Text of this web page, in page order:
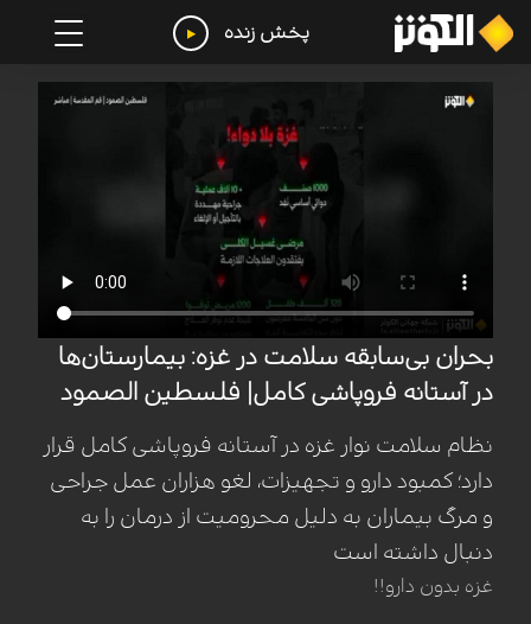
پخش زنده
بحران بی‌سابقه سلامت در غزه: بیمارستان‌ها
در آستانه فروپاشی کامل| فلسطین الصمود
نظام سلامت نوار غزه در آستانه فروپاشی کامل قرار
دارد؛ کمبود دارو و تجهیزات، لغو هزاران عمل جراحی
و مرگ بیماران به دلیل محرومیت از درمان را به
دنبال داشته است
غزه بدون دارو!!